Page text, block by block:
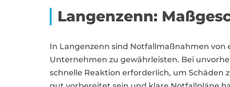
Langenzenn:
In Langenzenn sind Notfallmaßnahmen
Unternehmen zu gewährleisten. Bei
schnelle Reaktion erforderlich, um